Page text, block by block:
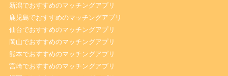
新潟でおすすめのマッチングアプリ
鹿児島でおすすめのマッチングアプリ
仙台でおすすめのマッチングアプリ
岡山でおすすめのマッチングアプリ
熊本でおすすめのマッチングアプリ
宮崎でおすすめのマッチングアプリ